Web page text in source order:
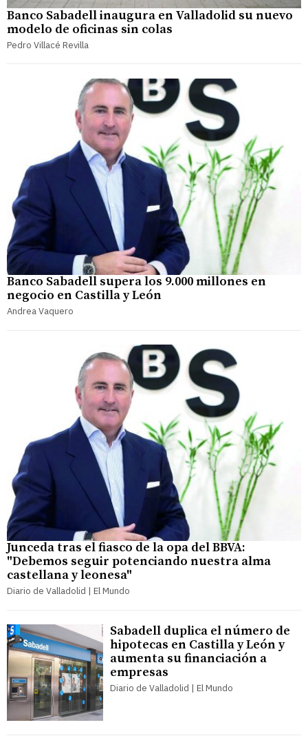
Banco Sabadell inaugura en Valladolid su nuevo
modelo de oficinas sin colas
Pedro Villacé Revilla
Banco Sabadell supera los 9.000 millones en
negocio en Castilla y León
Andrea Vaquero
Junceda tras el fiasco de la opa del BBVA:
"Debemos seguir potenciando nuestra alma
castellana y leonesa"
Diario de Valladolid | El Mundo
Sabadell duplica el número de
hipotecas en Castilla y León y
aumenta su financiación a
empresas
Diario de Valladolid | El Mundo